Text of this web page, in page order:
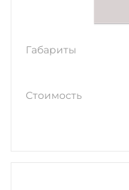
Габариты
Стоимость